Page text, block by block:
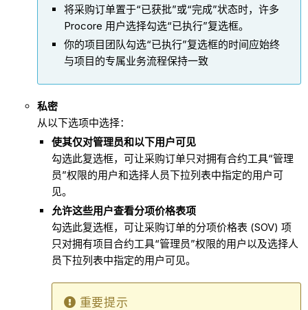
将采购订单置于“已获批”或“完成”状态时，许多
Procore 用户选择勾选“已执行”复选框。
你的项目团队勾选“已执行”复选框的时间应始终
与项目的专属业务流程保持一致
私密
从以下选项中选择：
使其仅对管理员和以下用户可见
勾选此复选框，可让采购订单只对拥有合约工具“管理
员”权限的用户和选择人员下拉列表中指定的用户可
见。
允许这些用户查看分项价格表项
勾选此复选框，可让采购订单的分项价格表 (SOV) 项
只对拥有项目合约工具“管理员”权限的用户以及选择人
员下拉列表中指定的用户可见。
重要提示